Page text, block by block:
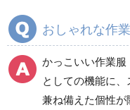
ズボン
ツ
クリーンウェアワ
パンツ
おしゃれな作
かっこいい作業服
としての機能に
兼ね備えた個性が